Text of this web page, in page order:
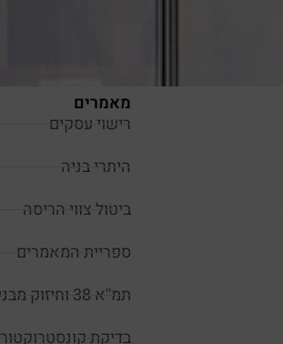
מאמרים
רישוי עסקים
היתרי בניה
ביטול צווי הריסה
ספריית המאמרים
תמ''א 38 וחיזוק מבנים
בדיקת קונסטרוקטור